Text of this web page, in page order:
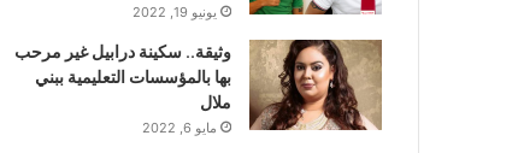
يونيو 19, 2022
وثيقة.. سكينة درابيل غير مرحب
بها بالمؤسسات التعليمية ببني
ملال
مايو 6, 2022